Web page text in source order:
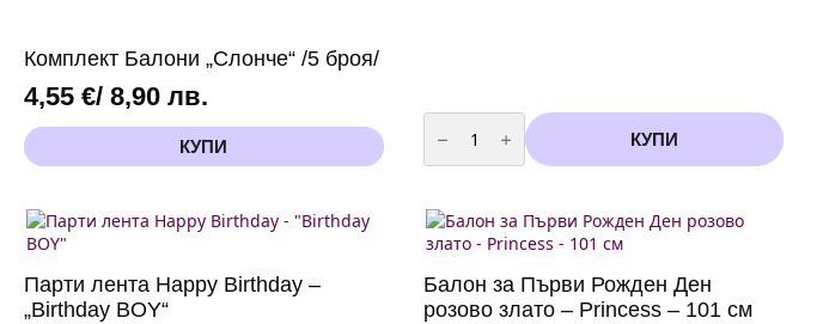
Комплект Балони „Слонче“ /5 броя/
4,55 €/ 8,90 лв.
КУПИ
количество
за
Салфетки
"Happy
със
злато
-
броя
КУПИ
Парти лента Happy Birthday –
„Birthday BOY“
Балон за Първи Рожден Ден
розово злато – Princess – 101 см